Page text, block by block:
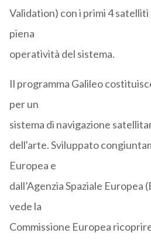
Validation) con i primi 4
piena
operatività del sistema.
Il programma Galileo
per un
sistema di navigazione
dell'arte. Sviluppato
Europea e
dall’Agenzia Spaziale Europea
vede la
Commissione Europea